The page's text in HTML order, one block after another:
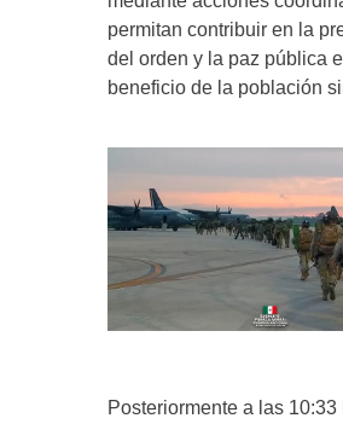
permitan contribuir en la
del orden y la paz pública
beneficio de la población
Posteriormente a las 10:33